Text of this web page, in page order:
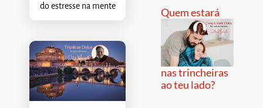
do estresse na mente
Quem estará
nas trincheiras
ao teu lado?